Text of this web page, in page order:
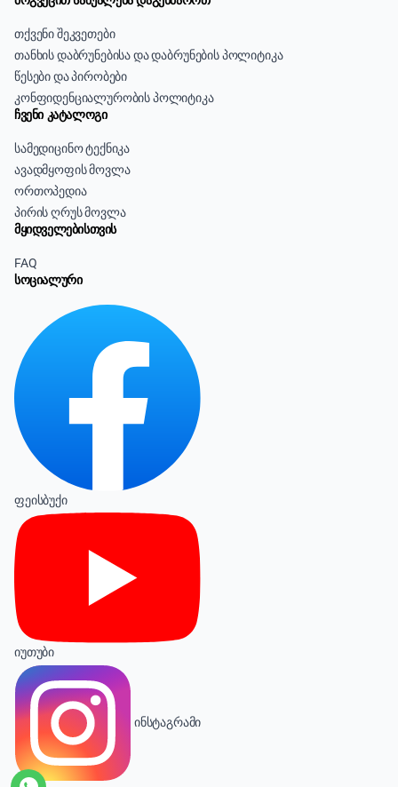
თქვენი შეკვეთები
თანხის დაბრუნებისა და დაბრუნების პოლიტიკა
წესები და პირობები
კონფიდენციალურობის პოლიტიკა
ჩვენი კატალოგი
სამედიცინო ტექნიკა
ავადმყოფის მოვლა
ორთოპედია
პირის ღრუს მოვლა
მყიდველებისთვის
FAQ
სოციალური
ფეისბუქი
იუთუბი
ინსტაგრამი